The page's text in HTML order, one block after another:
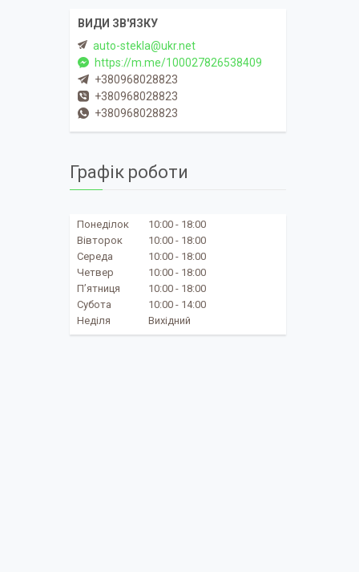
auto-stekla@ukr.net
https://m.me/100027826538409
+380968028823
+380968028823
+380968028823
Графік роботи
Понеділок 10:00
18:00
Вівторок
10:00
18:00
Середа
10:00
18:00
Четвер
10:00
18:00
Пʼятниця
10:00
18:00
Субота
10:00
14:00
Неділя
Вихідний